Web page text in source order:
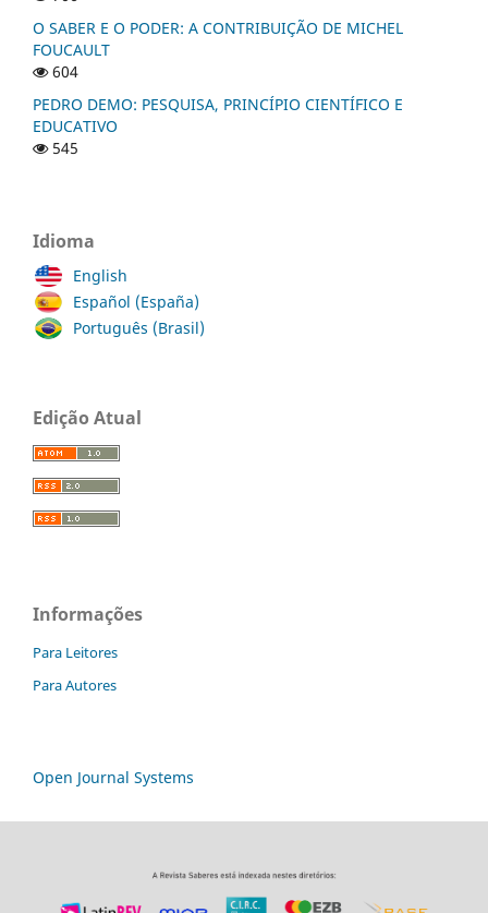
O SABER E O PODER: A CONTRIBUIÇÃO DE MICHEL
FOUCAULT
604
PEDRO DEMO: PESQUISA, PRINCÍPIO CIENTÍFICO E
EDUCATIVO
545
Idioma
English
Español (España)
Português (Brasil)
Edição Atual
Informações
Para Leitores
Para Autores
Open Journal Systems